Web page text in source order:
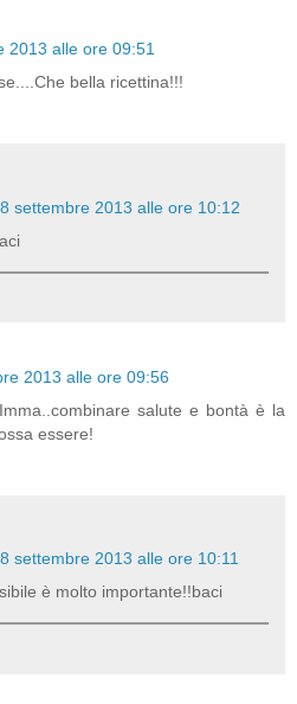
2013 alle ore 09:51
bella ricettina!!!
settembre 2013 alle ore 10:12
2013 alle ore 09:56
salute e bontà è la
essere!
settembre 2013 alle ore 10:11
è molto importante!!baci